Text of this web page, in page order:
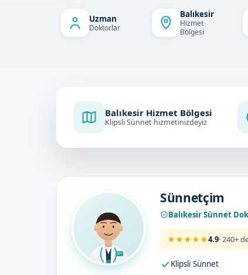
Uzman
Doktorlar
Balıkesir
Hizmet
Bölgesi
Balıkesir Hizmet Bölgesi
Klipsli Sünnet hizmetinizdeyiz
DoktorumuzSünnetçim
Balıkesir Sünnet
4.9· 240+
Klipsli Sünnet